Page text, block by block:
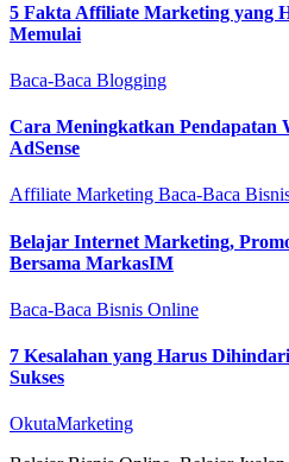
5 Fakta Affiliate Marketing yang
Memulai
Baca-Baca Blogging
Cara Meningkatkan Pendapatan
AdSense
Affiliate Marketing Baca-Baca
Belajar Internet Marketing,
Bersama MarkasIM
Baca-Baca Bisnis Online
7 Kesalahan yang Harus
Sukses
OkutaMarketing